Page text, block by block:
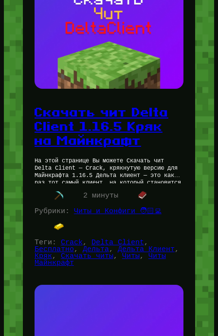
Скачать чит Delta
Client 1.16.5 Кряк
на Майнкрафт
На этой странице Вы можете Скачать чит
Delta Client — Crack, крякнутую версию для
Майнкрафта 1.16.5 Дельта клиент — это как
раз тот самый клиент, на который становится
тот самый…
2 минуты
Рубрики: Читы и Конфиги 🧑🏻‍💻
Теги: Crack, Delta Client
Бесплатно, Дельта, Дельта Клиент
Кряк, Скачать читы, Читы, Читы
Майнкрафт